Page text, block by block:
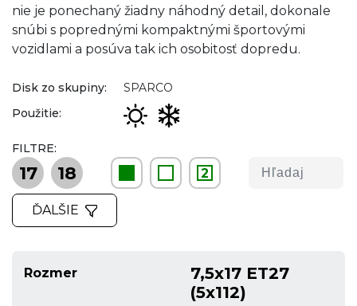
nie je ponechaný žiadny náhodný detail, dokonale
snúbi s poprednými kompaktnými športovými
vozidlami a posúva tak ich osobitosť dopredu.
Disk zo skupiny:
SPARCO
Použitie:
FILTRE:
17 18 2
ĎALŠIE
Rozmer
7,5x17 ET27
(5x112)